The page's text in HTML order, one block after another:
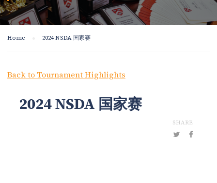
Home 2024 NSDA 国家赛
Back to Tournament Highlights
2024 NSDA 国家赛
SHARE